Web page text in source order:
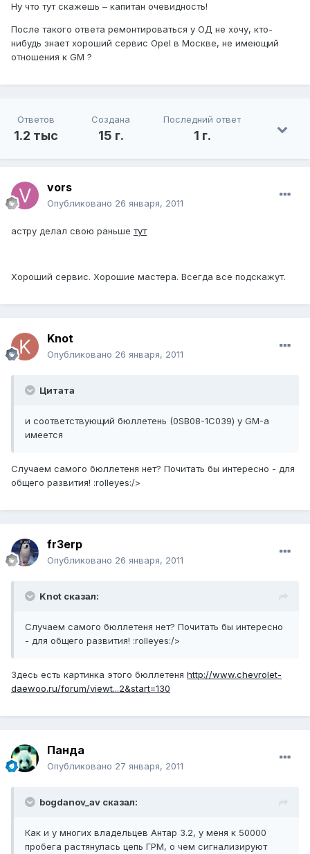
Ну что тут скажешь – капитан очевидность!
После такого ответа ремонтироваться у ОД не хочу, кто-
нибудь знает хороший сервис Opel в Москве, не имеющий
отношения к GM ?
Ответов
1.2 тыс
Создана
15 г.
Последний ответ
1 г.
vors
Опубликовано 26 января, 2011
астру делал свою раньше тут
Хороший сервис. Хорошие мастера. Всегда все подскажут.
Knot
Опубликовано 26 января, 2011
Цитата
и соответствующий бюллетень (0SB08-1C039) у GM-а
имеется
Случаем самого бюллетеня нет? Почитать бы интересно - для
общего развития! :rolleyes:/>
fr3erp
Опубликовано 26 января, 2011
Knot сказал:
Случаем самого бюллетеня нет? Почитать бы интересно
- для общего развития! :rolleyes:/>
Здесь есть картинка этого бюллетеня http://www.chevrolet-
daewoo.ru/forum/viewt...2&start=130
Панда
Опубликовано 27 января, 2011
bogdanov_av сказал:
Как и у многих владельцев Антар 3.2, у меня к 50000
пробега растянулась цепь ГРМ, о чем сигнализируют